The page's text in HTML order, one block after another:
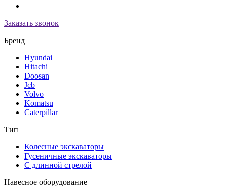
Заказать звонок
Бренд
Hyundai
Hitachi
Doosan
Jcb
Volvo
Komatsu
Caterpillar
Тип
Колесные экскаваторы
Гусеничные экскаваторы
С длинной стрелой
Навесное оборудование